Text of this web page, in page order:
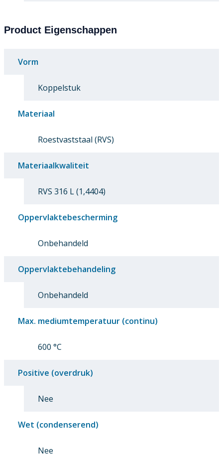
Product Eigenschappen
Vorm
Koppelstuk
Materiaal
Roestvaststaal (RVS)
Materiaalkwaliteit
RVS 316 L (1,4404)
Oppervlaktebescherming
Onbehandeld
Oppervlaktebehandeling
Onbehandeld
Max. mediumtemperatuur (continu)
600 °C
Positive (overdruk)
Nee
Wet (condenserend)
Nee